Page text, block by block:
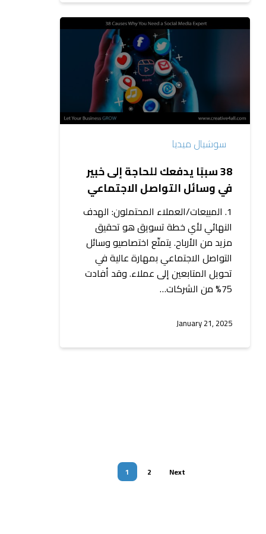
38
في
التواصلسوشيال ميديا
38 سببًا يدفعك للحاجة إلى خبير
في وسائل التواصل الاجتماعي
1. المبيعات/العملاء المحتملون: الهدف
النهائي لأي خطة تسويق هو تحقيق
مزيد من الأرباح. يتمتّع اختصاصيو وسائل
التواصل الاجتماعي بمهارة عالية في
تحويل المتابعين إلى عملاء. وقد أفادت
75% من الشركات…
January 21, 2025
1 2 Next